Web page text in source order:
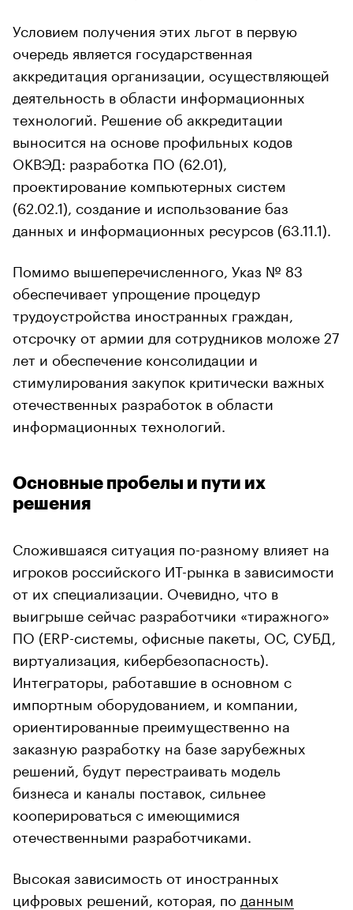
Условием получения этих льгот в первую
очередь является государственная
аккредитация организации, осуществляющей
деятельность в области информационных
технологий. Решение об аккредитации
выносится на основе профильных кодов
ОКВЭД: разработка ПО (62.01),
проектирование компьютерных систем
(62.02.1), создание и использование баз
данных и информационных ресурсов (63.11.1).
Помимо вышеперечисленного, Указ № 83
обеспечивает упрощение процедур
трудоустройства иностранных граждан,
отсрочку от армии для сотрудников моложе 27
лет и обеспечение консолидации и
стимулирования закупок критически важных
отечественных разработок в области
информационных технологий.
Основные пробелы и пути их
решения
Сложившаяся ситуация по-разному влияет на
игроков российского ИТ-рынка в зависимости
от их специализации. Очевидно, что в
выигрыше сейчас разработчики «тиражного»
ПО (ERP-системы, офисные пакеты, ОС, СУБД,
виртуализация, кибербезопасность).
Интеграторы, работавшие в основном с
импортным оборудованием, и компании,
ориентированные преимущественно на
заказную разработку на базе зарубежных
решений, будут перестраивать модель
бизнеса и каналы поставок, сильнее
кооперироваться с имеющимися
отечественными разработчиками.
Высокая зависимость от иностранных
цифровых решений, которая, по данным